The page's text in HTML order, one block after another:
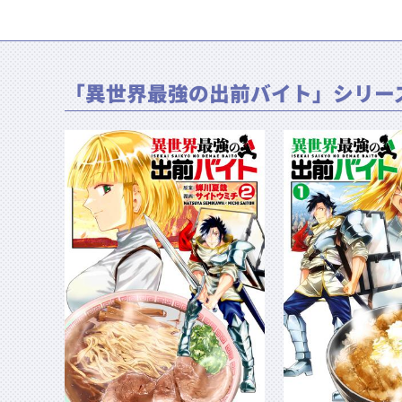
「異世界最強の出前バイト」シリ